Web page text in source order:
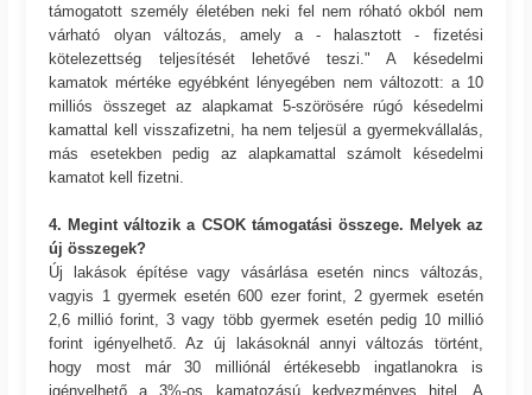
támogatott személy életében neki fel nem róható okból nem
várható olyan változás, amely a - halasztott - fizetési
kötelezettség teljesítését lehetővé teszi." A késedelmi
kamatok mértéke egyébként lényegében nem változott: a 10
milliós összeget az alapkamat 5-szörösére rúgó késedelmi
kamattal kell visszafizetni, ha nem teljesül a gyermekvállalás,
más esetekben pedig az alapkamattal számolt késedelmi
kamatot kell fizetni.
4. Megint változik a CSOK támogatási összege. Melyek az
új összegek?
Új lakások építése vagy vásárlása esetén nincs változás,
vagyis 1 gyermek esetén 600 ezer forint, 2 gyermek esetén
2,6 millió forint, 3 vagy több gyermek esetén pedig 10 millió
forint igényelhető. Az új lakásoknál annyi változás történt,
hogy most már 30 milliónál értékesebb ingatlanokra is
igényelhető a 3%-os kamatozású kedvezményes hitel. A